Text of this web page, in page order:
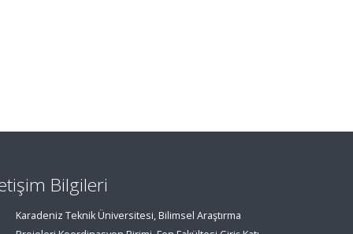
Bilgileri
Karadeniz Teknik Üniversitesi, Bilimsel Araştırma